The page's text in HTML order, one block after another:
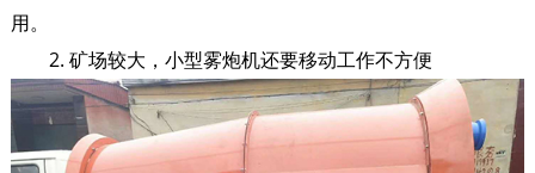
用。
2. 矿场较大，小型雾炮机还要移动工作不方便